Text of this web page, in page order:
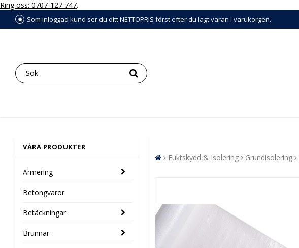
Ring oss: 0707-127 747.
Som inloggad kund ser du ditt NETTOPRIS först efter du lagt varan i varukorgen.
VÅRA PRODUKTER
Armering
Betongvaror
Betäckningar
Brunnar
Fuktskydd & Isolering Grundisolering